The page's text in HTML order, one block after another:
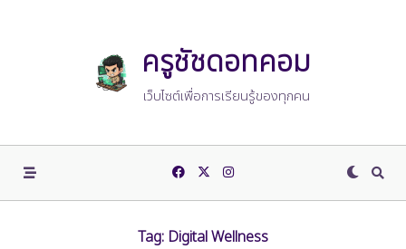
ครูชัชดอทคอม
เว็บไซต์เพื่อการเรียนรู้ของทุกคน
Tag: Digital Wellness